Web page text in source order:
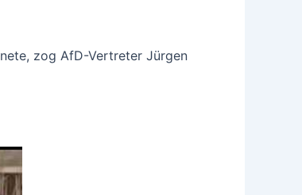
zog AfD-Vertreter Jürgen